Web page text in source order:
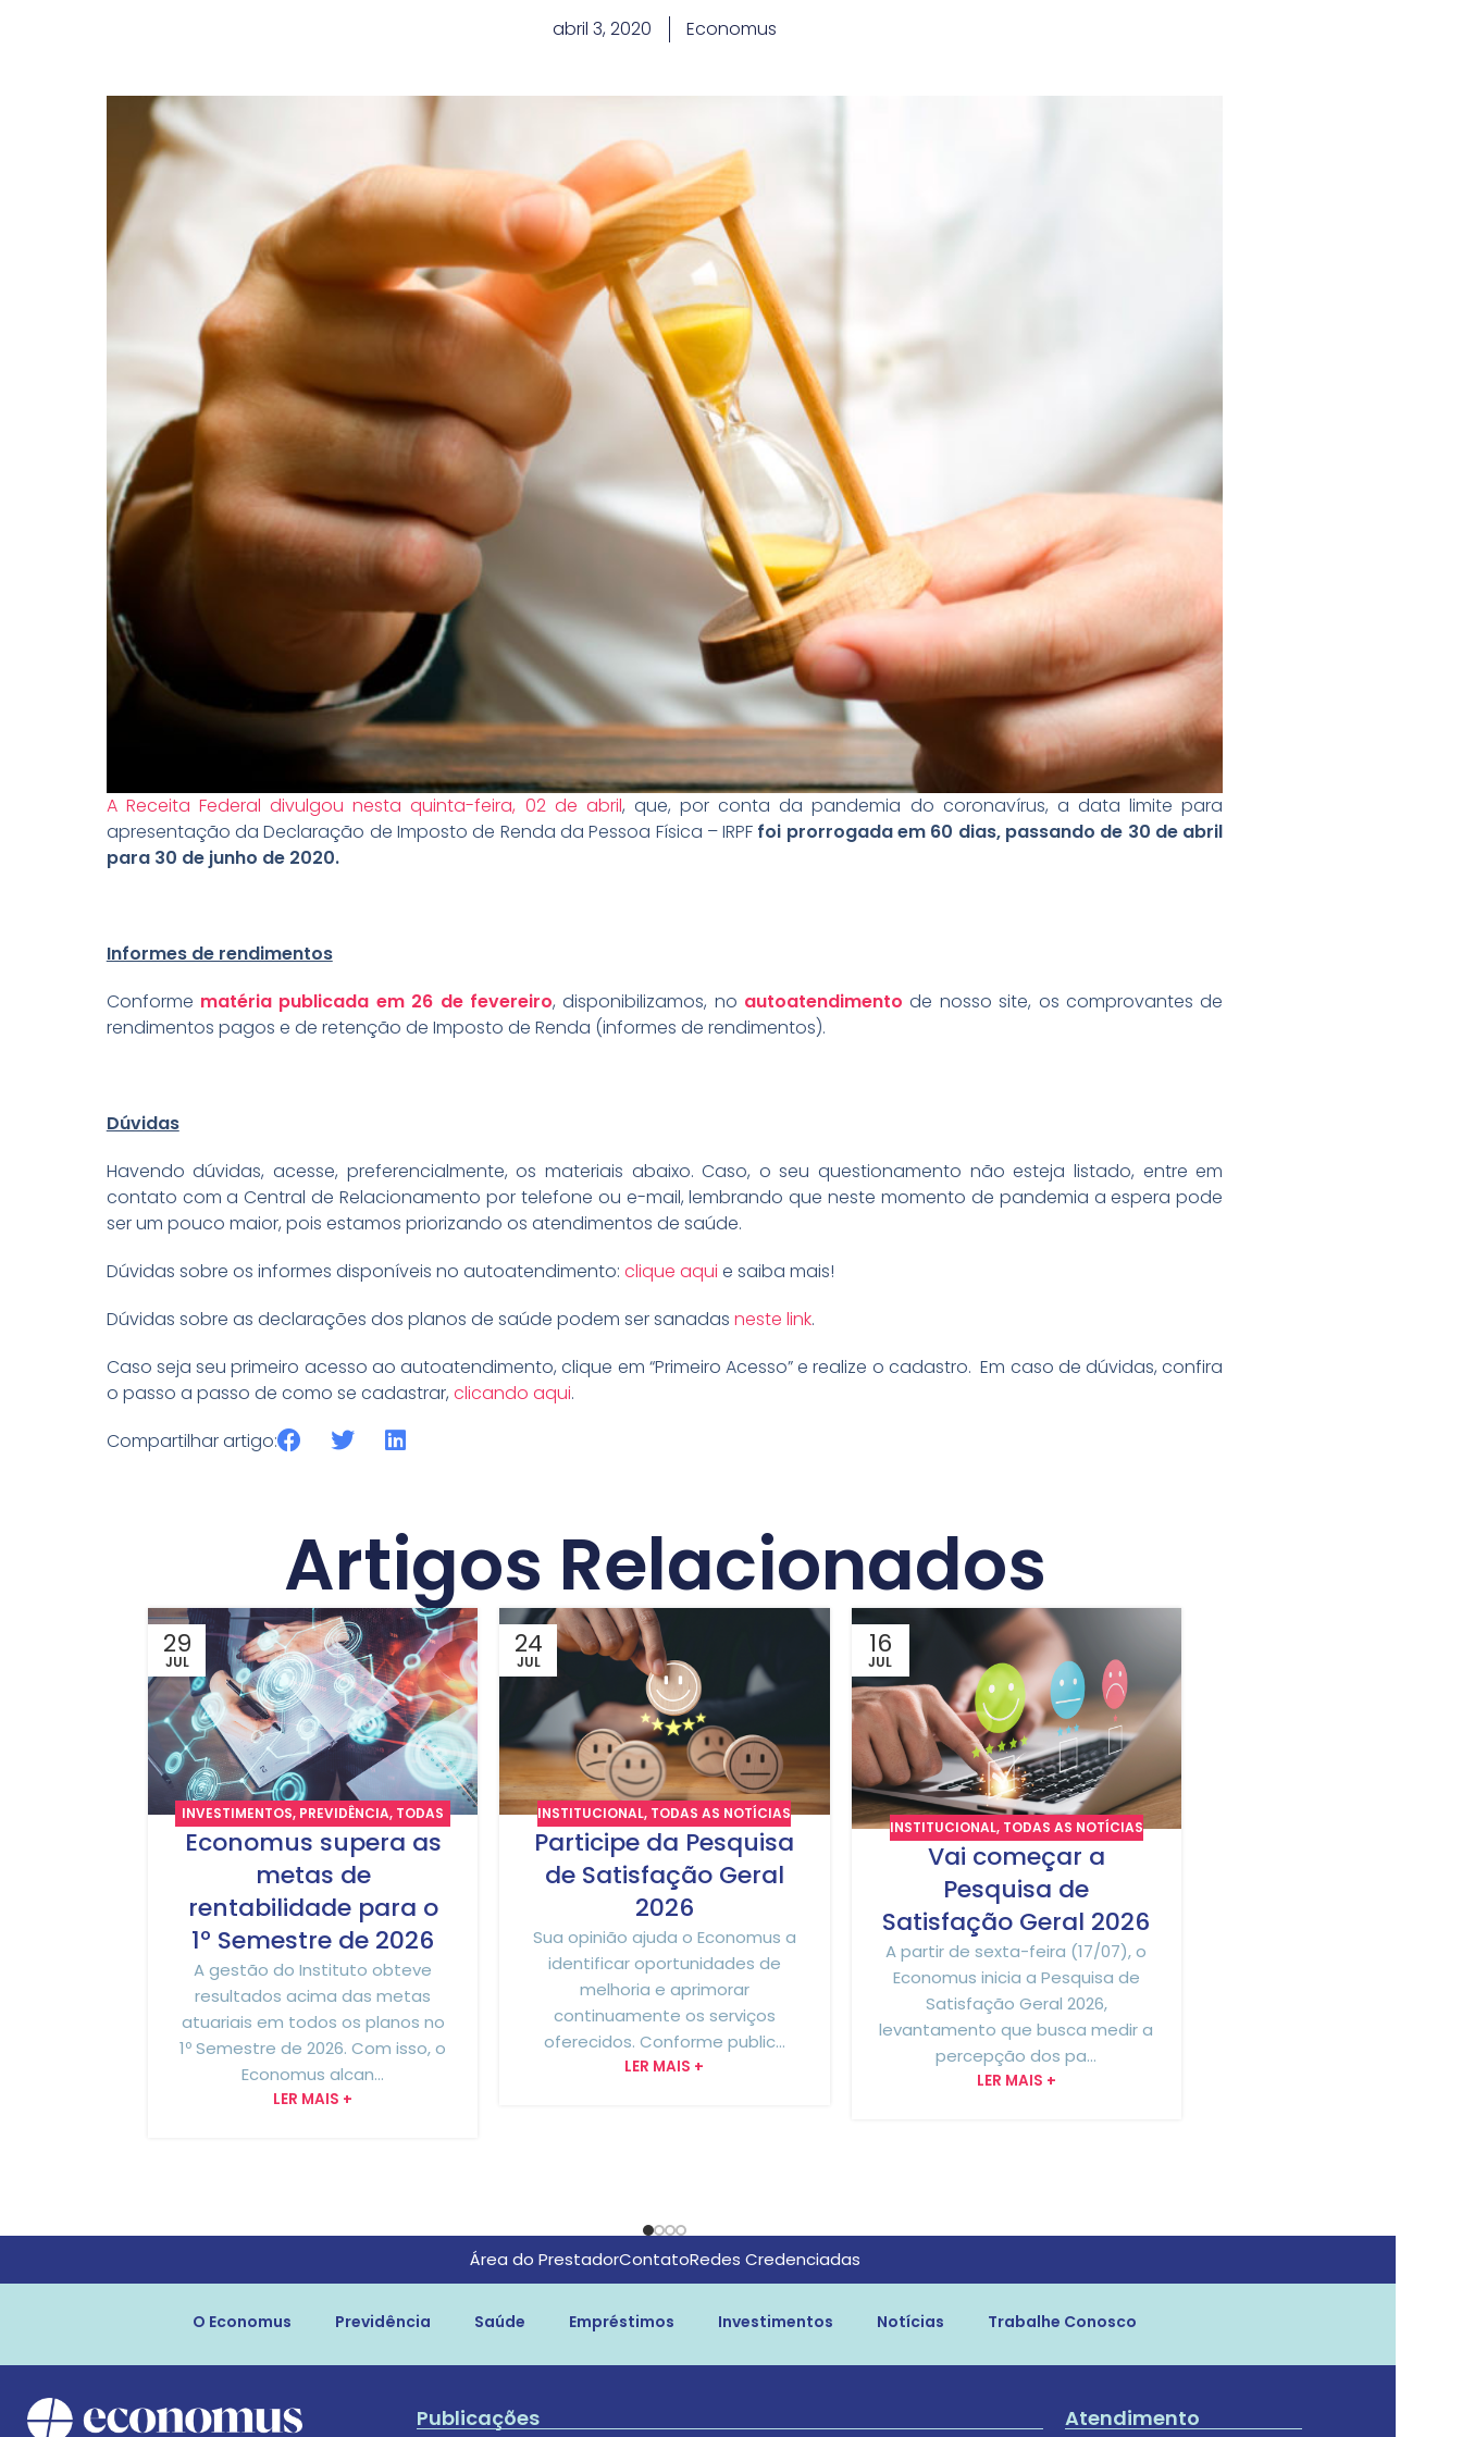
abril 3, 2020 Economus
A Receita Federal divulgou nesta quinta-feira, 02 de abril, que, por conta da pandemia do coronavírus, a data limite para
apresentação da Declaração de Imposto de Renda da Pessoa Física – IRPF foi prorrogada em 60 dias, passando de 30 de abril
para 30 de junho de 2020.
Informes de rendimentos
Conforme matéria publicada em 26 de fevereiro, disponibilizamos, no autoatendimento de nosso site, os comprovantes de
rendimentos pagos e de retenção de Imposto de Renda (informes de rendimentos).
Dúvidas
Havendo dúvidas, acesse, preferencialmente, os materiais abaixo. Caso, o seu questionamento não esteja listado, entre em
contato com a Central de Relacionamento por telefone ou e-mail, lembrando que neste momento de pandemia a espera pode
ser um pouco maior, pois estamos priorizando os atendimentos de saúde.
Dúvidas sobre os informes disponíveis no autoatendimento: clique aqui e saiba mais!
Dúvidas sobre as declarações dos planos de saúde podem ser sanadas neste link.
Caso seja seu primeiro acesso ao autoatendimento, clique em “Primeiro Acesso” e realize o cadastro. Em caso de dúvidas, confira
o passo a passo de como se cadastrar, clicando aqui.
Compartilhar artigo:
Artigos Relacionados
29
JUL
INVESTIMENTOS, PREVIDÊNCIA, TODAS
AS NOTÍCIAS
Economus supera as
metas de
rentabilidade para o
1º Semestre de 2026
A gestão do Instituto obteve
resultados acima das metas
atuariais em todos os planos no
1º Semestre de 2026. Com isso, o
Economus alcan...
LER MAIS +
24
JUL
INSTITUCIONAL, TODAS AS NOTÍCIAS
Participe da Pesquisa
de Satisfação Geral
2026
Sua opinião ajuda o Economus a
identificar oportunidades de
melhoria e aprimorar
continuamente os serviços
oferecidos. Conforme public...
LER MAIS +
16
JUL
INSTITUCIONAL, TODAS AS NOTÍCIAS
Vai começar a
Pesquisa de
Satisfação Geral 2026
A partir de sexta-feira (17/07), o
Economus inicia a Pesquisa de
Satisfação Geral 2026,
levantamento que busca medir a
percepção dos pa...
LER MAIS +
Área do PrestadorContatoRedes Credenciadas
O Economus Previdência Saúde Empréstimos Investimentos Notícias Trabalhe Conosco
Publicações Atendimento